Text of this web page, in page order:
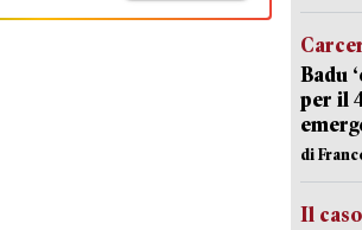
Badu
per il
di
Il caso